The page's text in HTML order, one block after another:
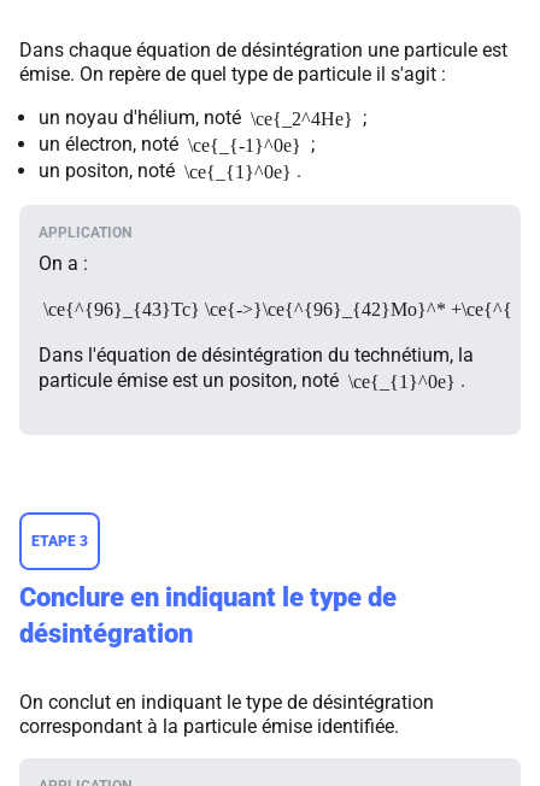
Dans chaque équation de désintégration une particule est
émise. On repère de quel type de particule il s'agit :
un noyau d'hélium, noté \ce{_2^4He} ;
un électron, noté \ce{_{-1}^0e} ;
un positon, noté \ce{_{1}^0e} .
On a :
\ce{^{96}_{43}Tc} \ce{->}\ce{^{96}_{42}Mo}^*
Dans l'équation de désintégration du technétium, la
particule émise est un positon, noté \ce{_{1}^0e} .
ETAPE 3
Conclure en indiquant le type de
désintégration
On conclut en indiquant le type de désintégration
correspondant à la particule émise identifiée.